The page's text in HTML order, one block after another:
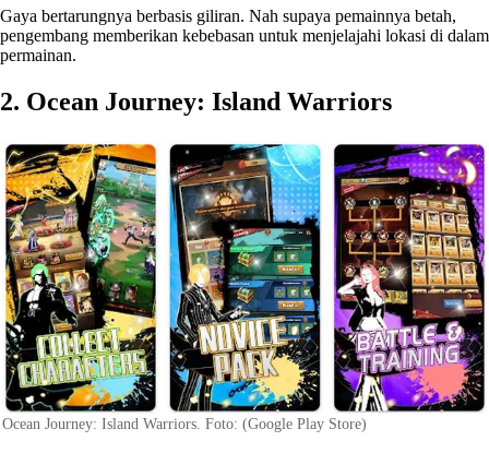
Gaya bertarungnya berbasis giliran. Nah supaya pemainnya betah,
pengembang memberikan kebebasan untuk menjelajahi lokasi di dalam
permainan.
2. Ocean Journey: Island Warriors
Ocean Journey: Island Warriors. Foto: (Google Play Store)